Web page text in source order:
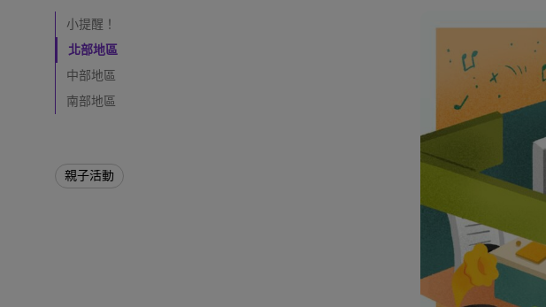
小提醒！
北部地區
中部地區
南部地區
親子活動